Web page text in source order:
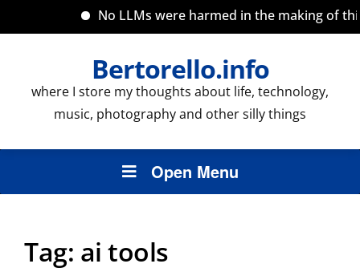
No LLMs were harmed in the making of this
Bertorello.info
where I store my thoughts about life, technology,
music, photography and other silly things
Open Menu
Tag: ai tools